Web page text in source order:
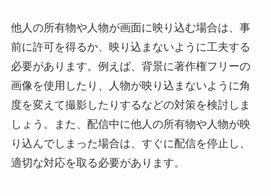
他人の所有物や人物が画面に映り込む場合は、事
前に許可を得るか、映り込まないように工夫する
必要があります。例えば、背景に著作権フリーの
画像を使用したり、人物が映り込まないように角
度を変えて撮影したりするなどの対策を検討しま
しょう。また、配信中に他人の所有物や人物が映
り込んでしまった場合は、すぐに配信を停止し、
適切な対応を取る必要があります。